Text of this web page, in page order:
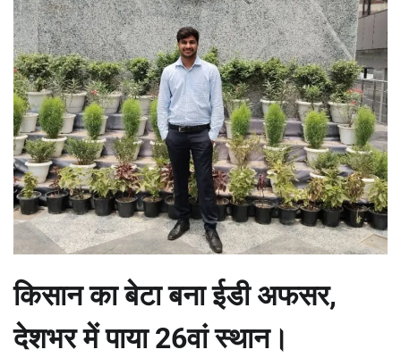
किसान का बेटा बना ईडी अफसर,
देशभर में पाया 26वां स्थान।